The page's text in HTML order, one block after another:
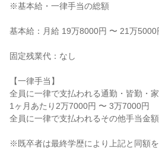
※基本給・一律手当の総額
基本給：月給 19万8000円 〜 21万5000
固定残業代：なし
【一律手当】
全員に一律で支払われる通勤・皆勤・
1ヶ月あたり2万7000円 〜 3万7000円
全員に一律で支払われるその他手当金
※既卒者は最終学歴により上記と同額を